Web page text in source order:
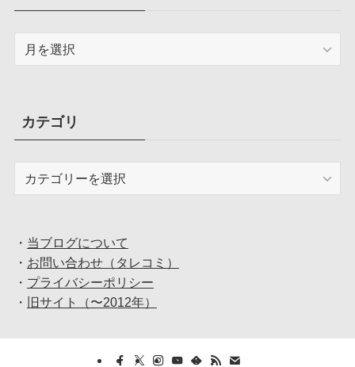
ブカテゴリ
・ 当ブログについて
・ お問い合わせ（タレコミ）
・ プライバシーポリシー
・
旧サイト（〜2012年）